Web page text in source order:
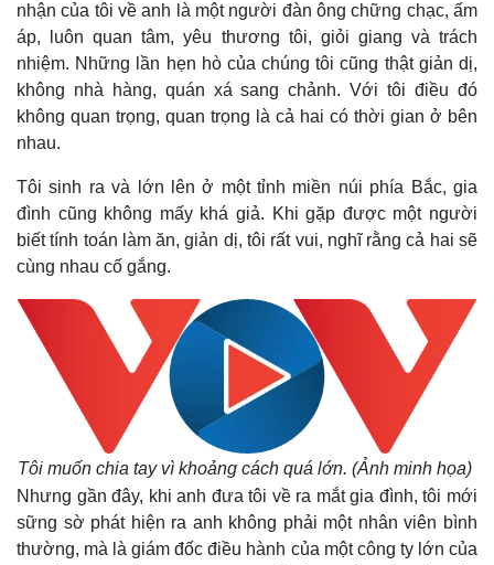
Thế giới
Cuộc sống đó đây
Hồ sơ
nhận của tôi về anh là một người đàn ông chững chạc, ấm
áp, luôn quan tâm, yêu thương tôi, giỏi giang và trách
nhiệm. Những lần hẹn hò của chúng tôi cũng thật giản dị,
không nhà hàng, quán xá sang chảnh. Với tôi điều đó
không quan trọng, quan trọng là cả hai có thời gian ở bên
nhau.
Tôi sinh ra và lớn lên ở một tỉnh miền núi phía Bắc, gia
đình cũng không mấy khá giả. Khi gặp được một người
biết tính toán làm ăn, giản dị, tôi rất vui, nghĩ rằng cả hai sẽ
cùng nhau cố gắng.
Tôi muốn chia tay vì khoảng cách quá lớn. (Ảnh minh họa)
Nhưng gần đây, khi anh đưa tôi về ra mắt gia đình, tôi mới
sững sờ phát hiện ra anh không phải một nhân viên bình
thường, mà là giám đốc điều hành của một công ty lớn của